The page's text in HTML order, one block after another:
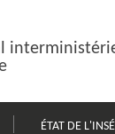
ÉTAT DE